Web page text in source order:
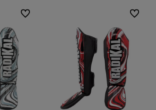
Do ulubionych
Do ulubionych Do
Do